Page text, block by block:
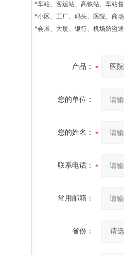
*车站、客运站、高铁站、车站
*小区、工厂、码头、医院、商
*会展、大厦、银行、机场防盗
产品：
您的单位：
您的姓名：
联系电话：
常用邮箱：
省份：